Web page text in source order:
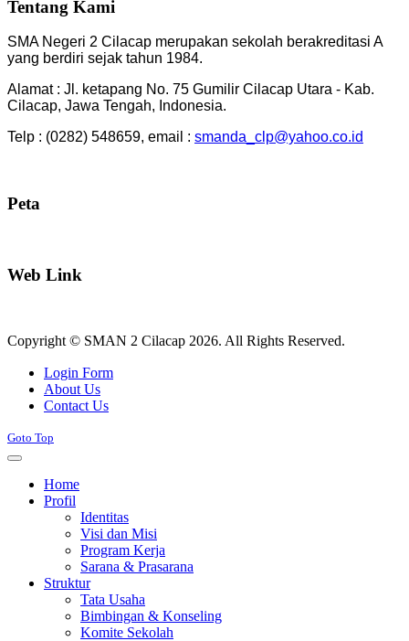
Tentang Kami
SMA Negeri 2 Cilacap merupakan sekolah berakreditasi A
yang berdiri sejak tahun 1984.
Alamat : Jl. ketapang No. 75 Gumilir Cilacap Utara - Kab.
Cilacap, Jawa Tengah, Indonesia.
Telp : (0282) 548659, email : smanda_clp@yahoo.co.id
Peta
Web Link
Copyright © SMAN 2 Cilacap 2026. All Rights Reserved.
Login Form
About Us
Contact Us
Goto Top
Home
Profil
Identitas
Visi dan Misi
Program Kerja
Sarana & Prasarana
Struktur
Tata Usaha
Bimbingan & Konseling
Komite Sekolah